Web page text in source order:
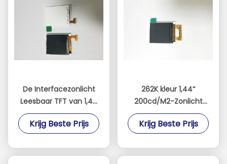
De Interfacezonlicht
Leesbaar TFT van 1,44
Duimspi met 128*128-
Pixel
Krijg Beste Prijs
262K kleur 1,44“
200cd/M2-Zonlicht
Leesbaar TFT
Krijg Beste Prijs